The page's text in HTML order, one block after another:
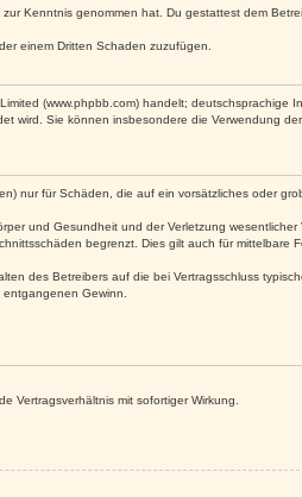
Kenntnis genommen hat. Du gestattest dem
einem Dritten Schaden zuzufügen.
(www.phpbb.com) handelt; deutschsprachige
wird. Sie können insbesondere die Verwendung
nur für Schäden, die auf ein vorsätzliches oder
und Gesundheit und der Verletzung wesentlicher
begrenzt. Dies gilt auch für mittelbare
des Betreibers auf die bei Vertragsschluss
Gewinn.
Vertragsverhältnis mit sofortiger Wirkung.